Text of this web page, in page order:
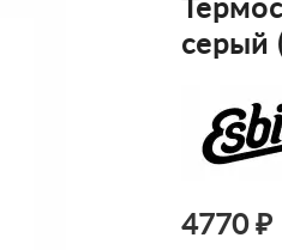
серый
4770 ₽